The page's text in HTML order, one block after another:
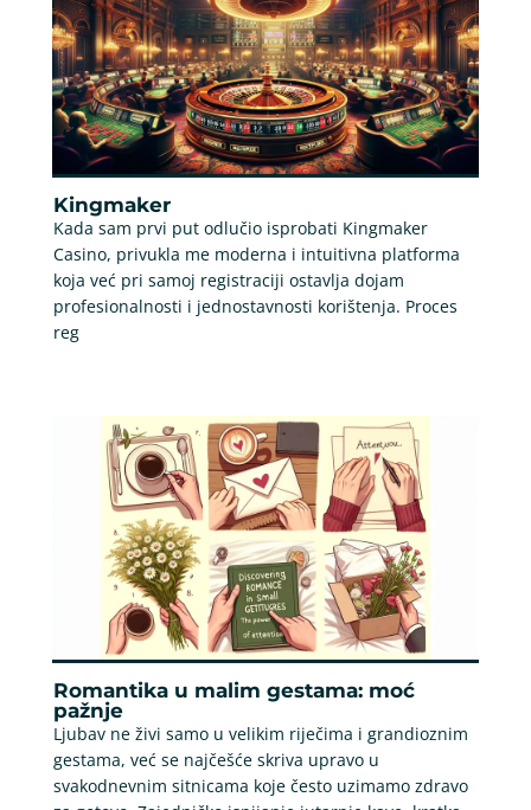
Kingmaker
Kada sam prvi put odlučio isprobati Kingmaker
Casino, privukla me moderna i intuitivna platforma
koja već pri samoj registraciji ostavlja dojam
profesionalnosti i jednostavnosti korištenja. Proces
reg
Romantika u malim gestama: moć
pažnje
Ljubav ne živi samo u velikim riječima i grandioznim
gestama, već se najčešće skriva upravo u
svakodnevnim sitnicama koje često uzimamo zdravo